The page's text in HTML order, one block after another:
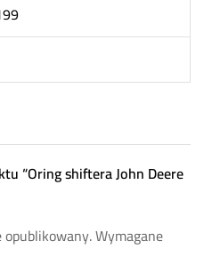
“Oring shiftera John Deere
Wymagane